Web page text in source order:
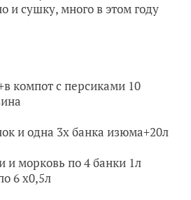
и сушку, много в этом году
компот с персиками 10
и одна 3х банка изюма+20л
и морковь по 4 банки 1л
6 х0,5л